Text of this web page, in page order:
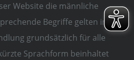
Website die männliche
Begriffe gelten im
grundsätzlich für alle
Sprachform beinhaltet